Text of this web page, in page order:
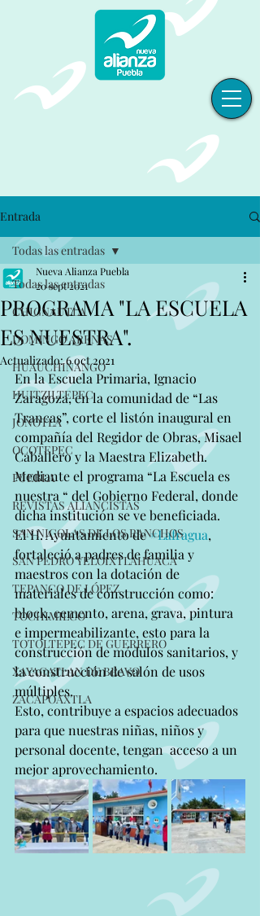
Entrada
Todas las entradas
CHIGNAUTLA
DOMINGO ARENAS
HUAUCHINANGO
HUITZILTEPEC
JONOTLA
OCOTEPEC
PUEBLA
REVISTAS ALIANCISTAS
SAN NICOLAS DE LOS RANCHOS
SAN PEDRO YELOIXTLAHUACA
TEPANCO DE LÓPEZ
TOCHIMILCO
TOTOLTEPEC DE GUERRERO
XAYACATLAN DE BRAVO
ZACAPOAXTLA
Todas las entradas
PROGRAMA "LA ESCUELA
ES NUESTRA".
Nueva Alianza Puebla
20 sept 2021
Actualizado:6 oct 2021
En la Escuela Primaria, Ignacio
Zaragoza, en la comunidad de “Las
Trancas”, corte el listón inaugural en
compañía del Regidor de Obras, Misael
Caballero y la Maestra Elizabeth.
Mediante el programa “La Escuela es
nuestra “ del Gobierno Federal, donde
dicha institución se ve beneficiada.
El H. Ayuntamiento de #Lafragua,
fortaleció a padres de familia y
maestros con la dotación de
materiales de construcción como:
block, cemento, arena, grava, pintura
e impermeabilizante, esto para la
construcción de módulos sanitarios, y
la construcción de salón de usos
múltiples.
Esto, contribuye a espacios adecuados
para que nuestras niñas, niños y
personal docente, tengan  acceso a un
mejor aprovechamiento.